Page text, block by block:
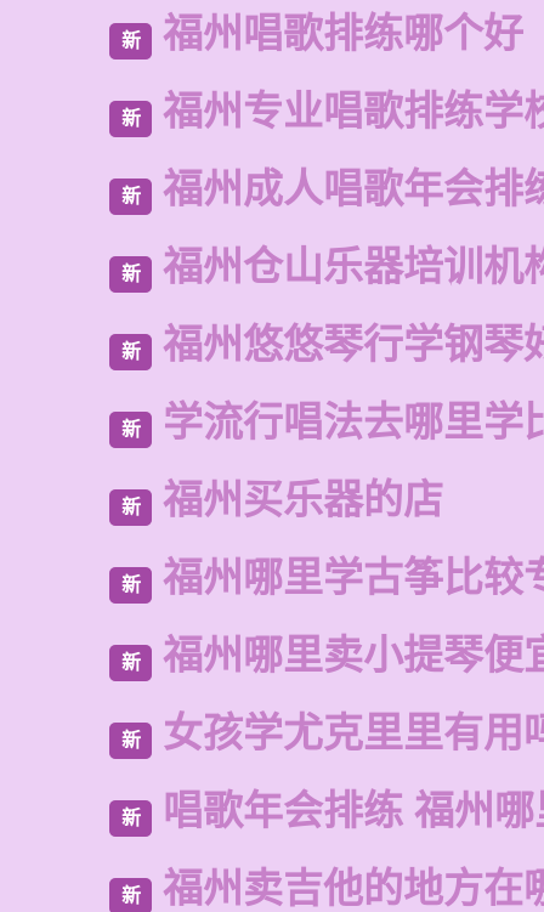
新 福州唱歌排练哪个好
新 福州专业唱歌排练学
新 福州成人唱歌年会排
新 福州仓山乐器培训机
新 福州悠悠琴行学钢琴
新 学流行唱法去哪里学
新 福州买乐器的店
新 福州哪里学古筝比较
新 福州哪里卖小提琴便
新 女孩学尤克里里有用
新 唱歌年会排练 福州
新 福州卖吉他的地方在